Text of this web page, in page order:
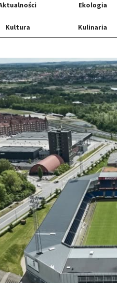
Ekologia
Kultura Kulinaria